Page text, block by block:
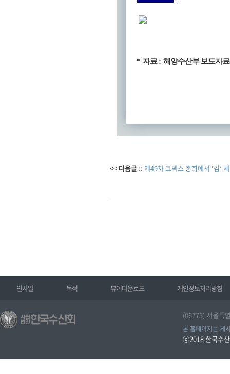
* 자료 : 해양수산부 보도자료
<< 다음글 :: 제49차 코덱스 총회에서 ‘김’
인사말 목적 뷰어다운로드 개인정보처리방침
(06775) 서울특
본 홈페이지는 게
ⓒ2018한국수